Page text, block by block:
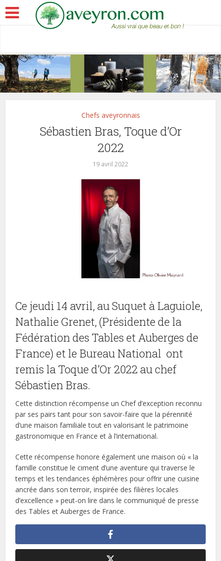
Chefs aveyronnais
Sébastien Bras, Toque d’Or
2022
19 avril 2022
Ce jeudi 14 avril, au Suquet à Laguiole,
Nathalie Grenet, (Présidente de la
Fédération des Tables et Auberges de
France) et le Bureau National ont
remis la Toque d’Or 2022 au chef
Sébastien Bras.
Cette distinction récompense un Chef d’exception reconnu
par ses pairs tant pour son savoir-faire que la pérennité
d’une maison familiale tout en valorisant le patrimoine
gastronomique en France et à l’international.
Cette récompense honore également une maison où « la
famille constitue le ciment d’une aventure qui traverse le
temps et les tendances éphémères pour offrir une cuisine
ancrée dans son terroir, inspirée des filières locales
d’excellence » peut-on lire dans le communiqué de presse
des Tables et Auberges de France.